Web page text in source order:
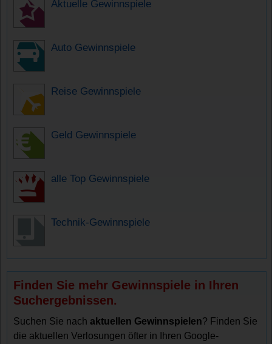
Aktuelle Gewinnspiele
Auto Gewinnspiele
Reise Gewinnspiele
Geld Gewinnspiele
alle Top Gewinnspiele
Technik-Gewinnspiele
Finden Sie mehr Gewinnspiele in Ihren
Suchergebnissen.
Suchen Sie nachaktuellen Gewinnspielen? Finden Sie
die aktuellen Verlosungen öfter in Ihren Google-